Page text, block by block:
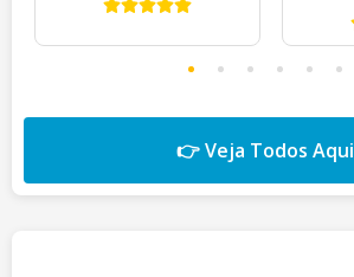
👉 Veja Todos Aqui